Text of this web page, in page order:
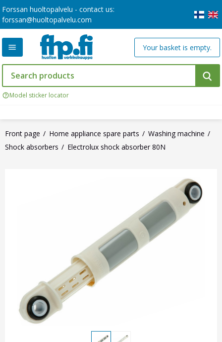
Forssan huoltopalvelu - contact us:
forssan@huoltopalvelu.com
Model sticker locator
Your basket is empty.
Front page Home appliance spare parts
Washing machine
Shock absorbers
Electrolux shock absorber 80N